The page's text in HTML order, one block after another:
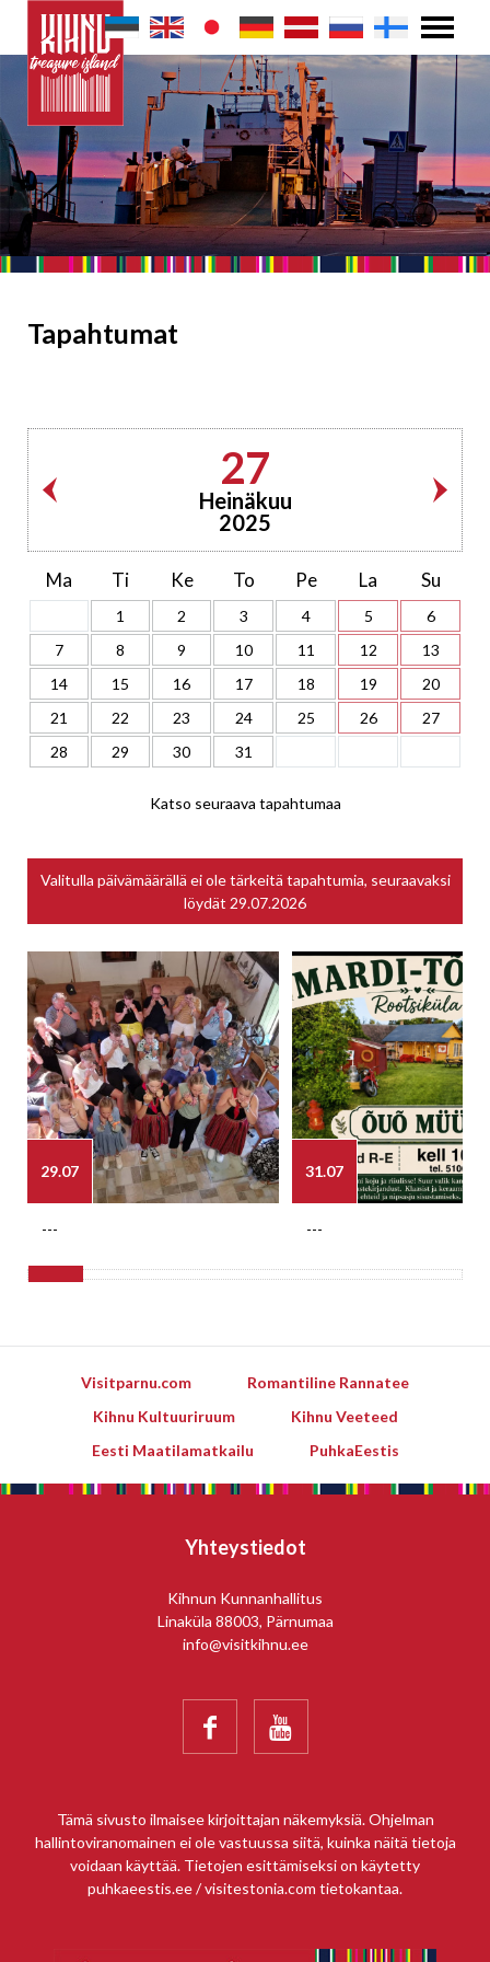
Tapahtumat
27
Heinäkuu
2025
Ma Ti Ke To Pe La Su
1 2 3 4 5
6
7
8 9 10 11 12
13
14
15 16 17 18 19
20
21
22 23 24 25 26
27
28
29 30 31
Katso seuraava tapahtumaa
Valitulla päivämäärällä ei ole tärkeitä tapahtumia, seuraavaksi
löydät 29.07.2026
29.07
---
31.07
---
Visitparnu.com
Romantiline Rannatee
Kihnu Kultuuriruum
Kihnu Veeteed
Eesti Maatilamatkailu
PuhkaEestis
Yhteystiedot
Kihnun Kunnanhallitus
Linaküla 88003, Pärnumaa
info@visitkihnu.ee
 
Tämä sivusto ilmaisee kirjoittajan näkemyksiä. Ohjelman
hallintoviranomainen ei ole vastuussa siitä, kuinka näitä tietoja
voidaan käyttää. Tietojen esittämiseksi on käytetty
puhkaeestis.ee / visitestonia.com tietokantaa.